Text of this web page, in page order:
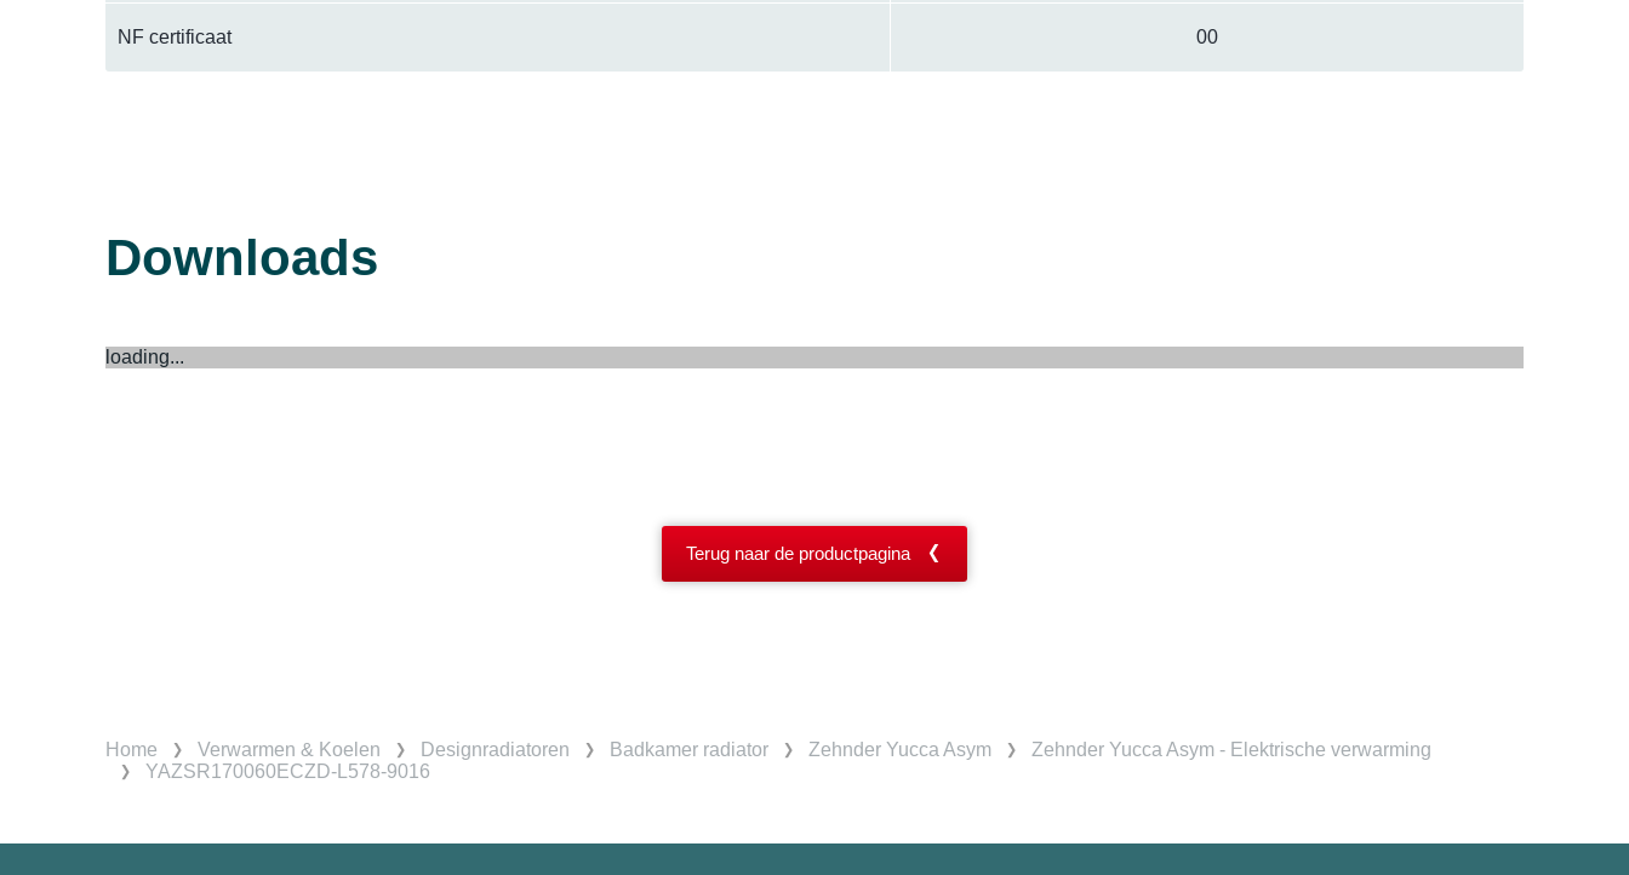
NF certificaat 00
Downloads
loading...
Terug naar de productpagina
Home Verwarmen & Koelen Designradiatoren Badkamer radiator Zehnder Yucca Asym
Zehnder Yucca Asym - Elektrische verwarming
YAZSR170060ECZD-L578-9016